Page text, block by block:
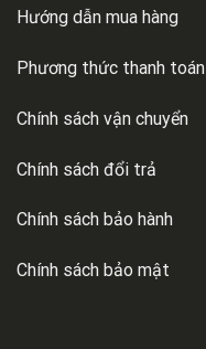
Hướng dẫn mua hàng
Phương thức thanh toán
Chính sách vận chuyển
Chính sách đổi trả
Chính sách bảo hành
Chính sách bảo mật